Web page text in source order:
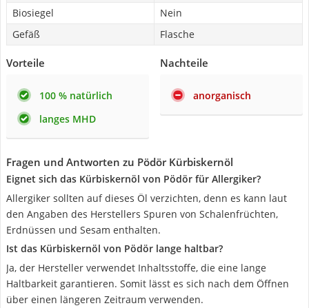
Biosiegel
Nein
Gefäß
Flasche
Vorteile
100 % natürlich
langes MHD
Nachteile
anorganisch
Fragen und Antworten zu Pödör Kürbiskernöl
Eignet sich das Kürbiskernöl von Pödör für Allergiker?
Allergiker sollten auf dieses Öl verzichten, denn es kann laut
den Angaben des Herstellers Spuren von Schalenfrüchten,
Erdnüssen und Sesam enthalten.
Ist das Kürbiskernöl von Pödör lange haltbar?
Ja, der Hersteller verwendet Inhaltsstoffe, die eine lange
Haltbarkeit garantieren. Somit lässt es sich nach dem Öffnen
über einen längeren Zeitraum verwenden.